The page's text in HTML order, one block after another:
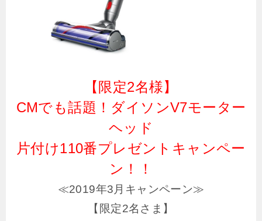
【限定2名様】
CMでも話題！ダイソンV7モーター
ヘッド
片付け110番プレゼントキャンペー
ン！！
≪2019年3月キャンペーン≫
【限定2名さま】